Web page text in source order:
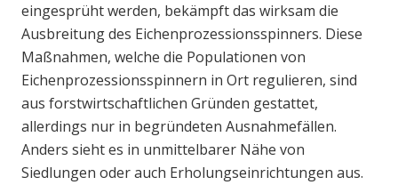
eingesprüht werden, bekämpft das wirksam die
Ausbreitung des Eichenprozessionsspinners. Diese
Maßnahmen, welche die Populationen von
Eichenprozessionsspinnern in Ort regulieren, sind
aus forstwirtschaftlichen Gründen gestattet,
allerdings nur in begründeten Ausnahmefällen.
Anders sieht es in unmittelbarer Nähe von
Siedlungen oder auch Erholungseinrichtungen aus.